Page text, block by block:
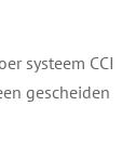
systeem CCI
gescheiden